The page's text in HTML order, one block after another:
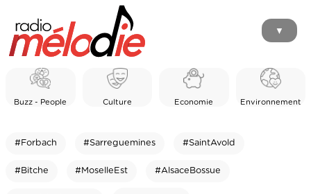
▼
Buzz - People Culture Economie Environnement
#Forbach #Sarreguemines #SaintAvold
#Bitche #MoselleEst #AlsaceBossue